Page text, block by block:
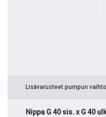
Lisävarusteet pumpun
Nippa G 40 sis. x G 40